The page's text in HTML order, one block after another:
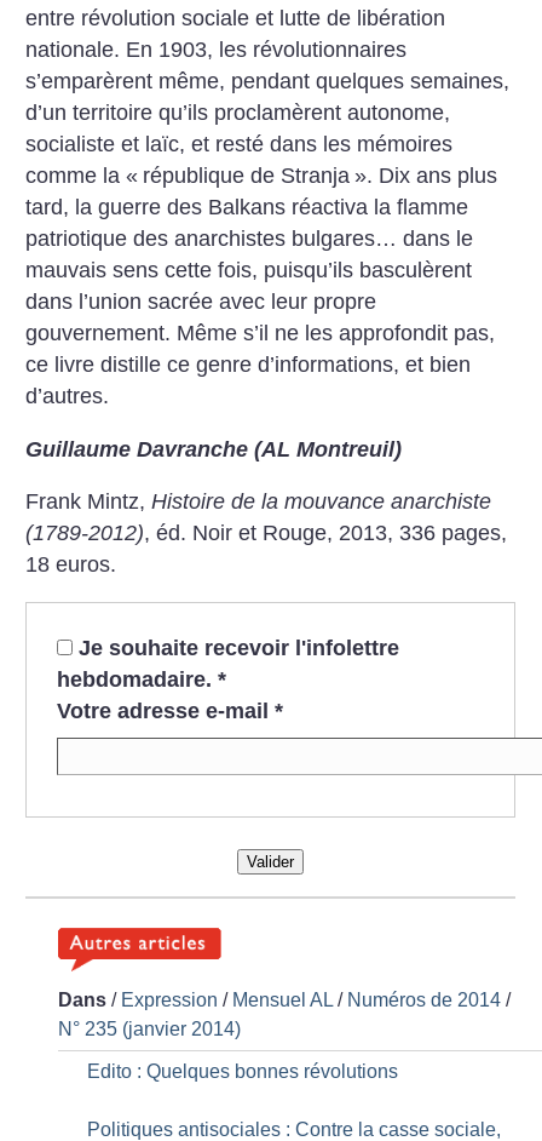
entre révolution sociale et lutte de libération
nationale. En 1903, les révolutionnaires
s’emparèrent même, pendant quelques semaines,
d’un territoire qu’ils proclamèrent autonome,
socialiste et laïc, et resté dans les mémoires
comme la « république de Stranja ». Dix ans plus
tard, la guerre des Balkans réactiva la flamme
patriotique des anarchistes bulgares… dans le
mauvais sens cette fois, puisqu’ils basculèrent
dans l’union sacrée avec leur propre
gouvernement. Même s’il ne les approfondit pas,
ce livre distille ce genre d’informations, et bien
d’autres.
Guillaume Davranche (AL Montreuil)
Frank Mintz,Histoire de la mouvance anarchiste
(1789-2012), éd. Noir et Rouge, 2013, 336 pages,
18 euros.
Je souhaite recevoir l'infolettre
hebdomadaire. *
Votre adresse e-mail *
Valider
Dans / Expression / Mensuel AL / Numéros de 2014 /
N° 235 (janvier 2014)
Edito : Quelques bonnes révolutions
Politiques antisociales : Contre la casse sociale,